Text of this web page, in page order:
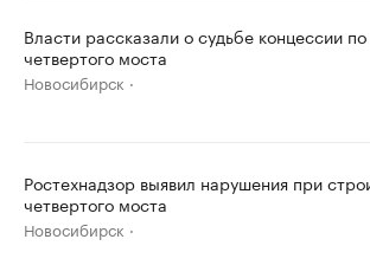
Власти рассказали о судьбе концессии
четвертого моста
Новосибирск
Ростехнадзор выявил нарушения при
четвертого моста
Новосибирск